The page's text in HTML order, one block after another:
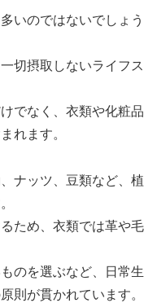
いのではないでしょう
切摂取しないライフス
でなく、衣類や化粧品
れます。
ナッツ、豆類など、植
ため、衣類では革や毛
のを選ぶなど、日常生
則が貫かれています。